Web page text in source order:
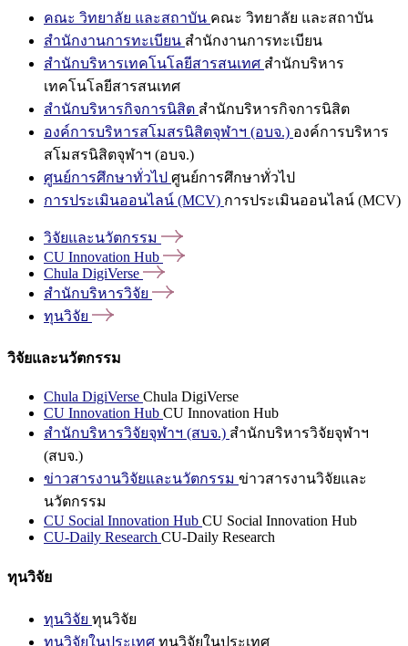
คณะ วิทยาลัย และสถาบัน คณะ วิทยาลัย และสถาบัน
สำนักงานการทะเบียน สำนักงานการทะเบียน
สำนักบริหารเทคโนโลยีสารสนเทศ สำนักบริหาร
เทคโนโลยีสารสนเทศ
สำนักบริหารกิจการนิสิต สำนักบริหารกิจการนิสิต
องค์การบริหารสโมสรนิสิตจุฬาฯ (อบจ.) องค์การบริหาร
สโมสรนิสิตจุฬาฯ (อบจ.)
ศูนย์การศึกษาทั่วไป ศูนย์การศึกษาทั่วไป
การประเมินออนไลน์ (MCV) การประเมินออนไลน์ (MCV)
วิจัยและนวัตกรรม
CU Innovation Hub
Chula DigiVerse
สำนักบริหารวิจัย
ทุนวิจัย
วิจัยและนวัตกรรม
Chula DigiVerse Chula DigiVerse
CU Innovation Hub CU Innovation Hub
สำนักบริหารวิจัยจุฬาฯ (สบจ.) สำนักบริหารวิจัยจุฬาฯ
(สบจ.)
ข่าวสารงานวิจัยและนวัตกรรม ข่าวสารงานวิจัยและ
นวัตกรรม
CU Social Innovation Hub CU Social Innovation Hub
CU-Daily Research CU-Daily Research
ทุนวิจัย
ทุนวิจัย ทุนวิจัย
ทุนวิจัยในประเทศ ทุนวิจัยในประเทศ